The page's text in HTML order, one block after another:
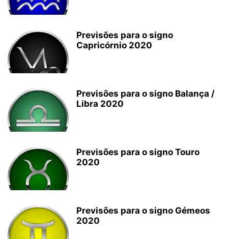
Previsões para o signo
Capricórnio 2020
Previsões para o signo Balança /
Libra 2020
Previsões para o signo Touro
2020
Previsões para o signo Gémeos
2020